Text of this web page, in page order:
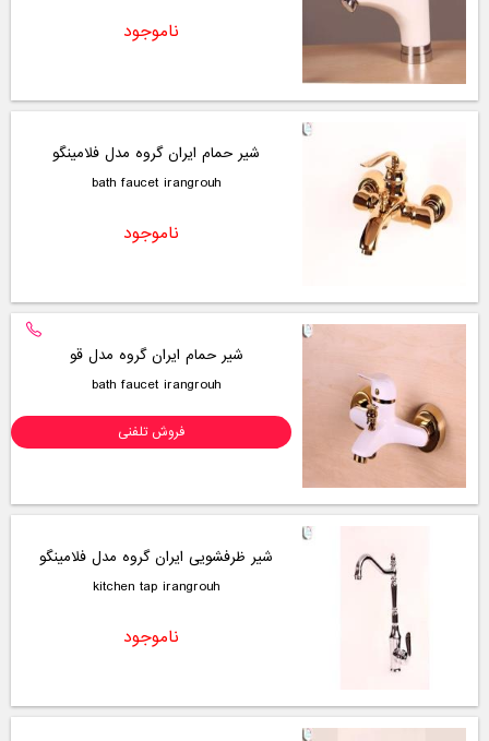
ناموجود
شیر حمام ایران گروه مدل فلامینگو
bath faucet irangrouh
ناموجود
شیر حمام ایران گروه مدل قو
bath faucet irangrouh
فروش تلفنی
شیر ظرفشویی ایران گروه مدل فلامینگو
kitchen tap irangrouh
ناموجود